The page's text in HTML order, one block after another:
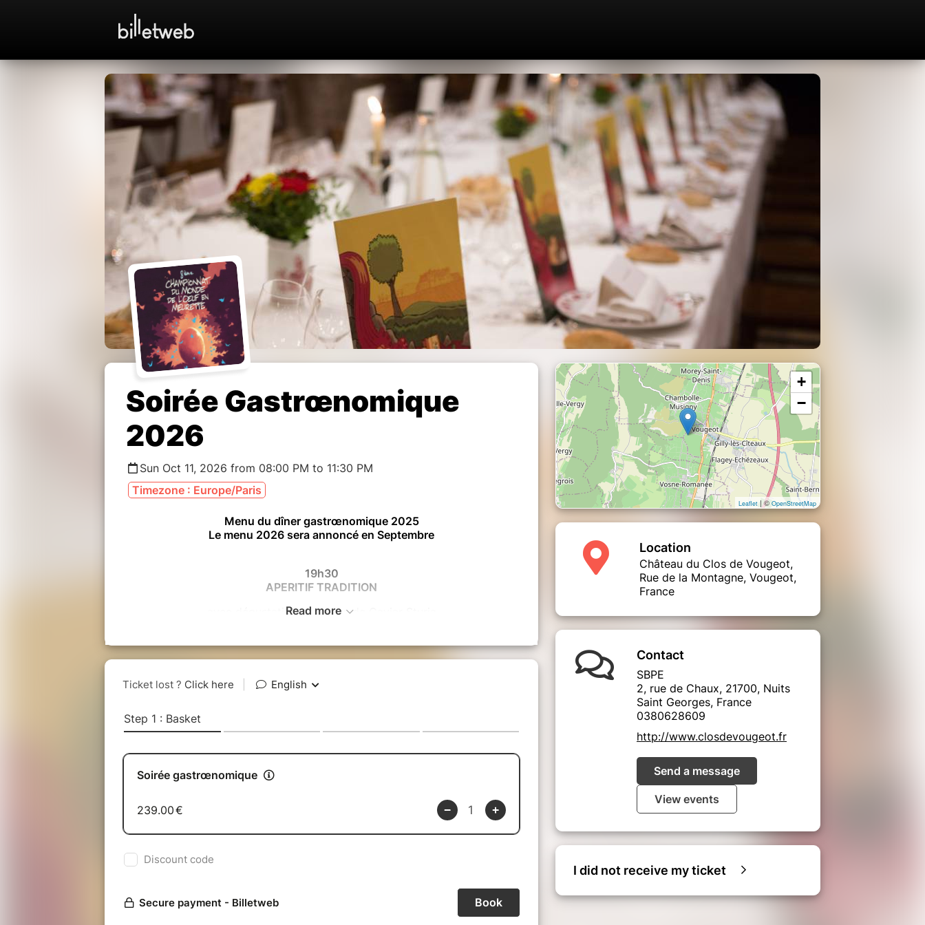
Soirée Gastrœnomique
2026
Sun Oct 11, 2026 from 08:00 PM to 11:30 PM
Timezone : Europe/Paris
Menu du dîner gastrœnomique 2025
Le menu 2026 sera annoncé en Septembre
19h30
APERITIF TRADITION
avec dégustation exclusive de Caviar Sturia
PREMIÈRE ASSIETTE
Cod Cod Codec
Les mythiques œufs en meurette du Château du Clos de Vougeot
Nuits-Saint-Georges premier cru "Les Poulettes" 2023 Tastevinage
Read more
+
−
Leaflet | © OpenStreetMap
Location
Château du Clos de Vougeot,
Rue de la Montagne, Vougeot,
France
Contact
SBPE
2, rue de Chaux, 21700, Nuits
Saint Georges, France
0380628609
http://www.closdevougeot.fr
Send a message
View events
I did not receive my ticket